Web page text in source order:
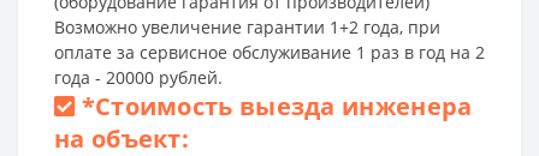
Возможно увеличение гарантии 1+2 года, при
оплате за сервисное обслуживание 1 раз в год на 2
года - 20000 рублей.
*Стоимость выезда инженера
на объект: